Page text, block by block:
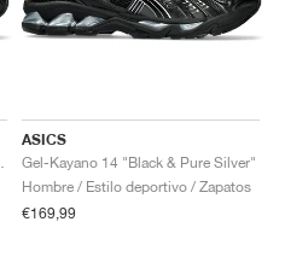
ASICS
Gel-Kayano 14 "Black & Pure Silver"
Hombre / Estilo deportivo / Zapatos
€169,99